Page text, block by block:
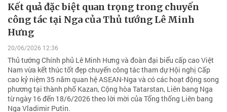
Kết quả đặc biệt quan trọng trong chuyến
công tác tại Nga của Thủ tướng Lê Minh
Hưng
20/06/2026 12:36
Thủ tướng Chính phủ Lê Minh Hưng và đoàn đại biểu cấp cao Việt
Nam vừa kết thúc tốt đẹp chuyến công tác tham dự Hội nghị Cấp
cao kỷ niệm 35 năm quan hệ ASEAN-Nga và có các hoạt động song
phương tại thành phố Kazan, Cộng hòa Tatarstan, Liên bang Nga
từ ngày 16 đến 18/6/2026 theo lời mời của Tổng thống Liên bang
Nga Vladimir Putin.